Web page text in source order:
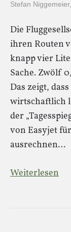
Stefan Niggemeier,
Die
ihren Routen
knapp vier
Sache. Zwölf
Das zeigt,
wirtschaftlich
der
von Easyjet
ausrechnen…
Weiterlesen